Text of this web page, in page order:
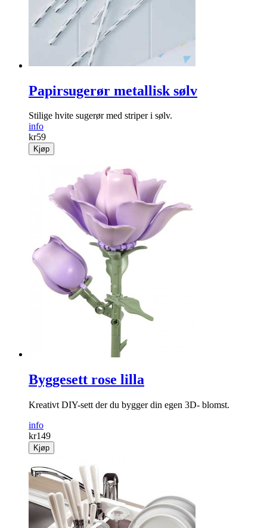
Papirsugerør metallisk sølv
Stilige hvite sugerør med striper i sølv.
info
kr59
Kjøp
Byggesett rose lilla
Kreativt DIY-sett der du bygger din egen 3D- blomst.
info
kr149
Kjøp